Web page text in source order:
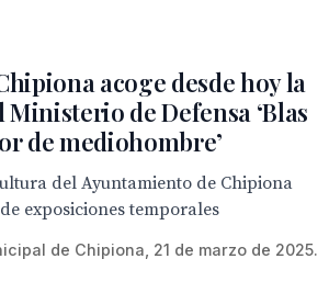
acoge desde hoy la
de Defensa ‘Blas
de mediohombre’
del Ayuntamiento de Chipiona
exposiciones temporales
de Chipiona, 21 de marzo de 2025.